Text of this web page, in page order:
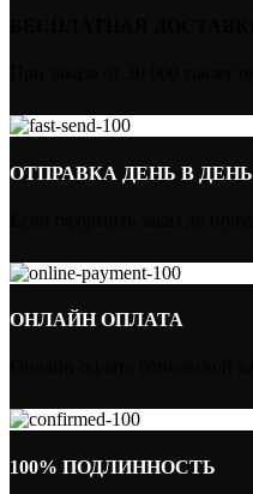
ОТПРАВКА ДЕНЬ В ДЕНЬ
ОНЛАЙН ОПЛАТА
100% ПОДЛИННОСТЬ